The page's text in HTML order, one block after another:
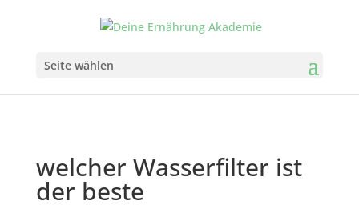
Seite wählen
welcher Wasserfilter ist
der beste